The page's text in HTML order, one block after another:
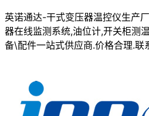
英诺通达-干式变压器温控仪生产
器在线监测系统,油位计,开关柜测
备\配件一站式供应商.价格合理.